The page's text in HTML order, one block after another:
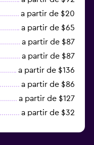
a partir de $20
a partir de $65
a partir de $87
a partir de $87
a partir de $136
a partir de $86
a partir de $127
a partir de $32